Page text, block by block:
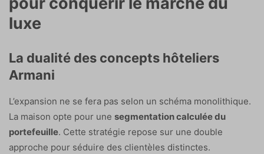
luxe
La dualité des concepts hôteliers
Armani
L’expansion ne se fera pas selon un schéma monolithique.
La maison opte pour une segmentation calculée du
portefeuille. Cette stratégie repose sur une double
approche pour séduire des clientèles distinctes.